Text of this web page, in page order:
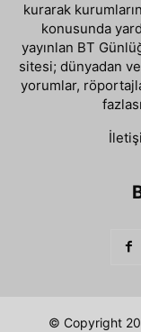
kurarak
konusunda
yayınlan BT
sitesi; dünyadan
yorumlar,
© Copyright